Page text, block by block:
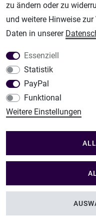
Unsere weiteren
Airbrush-City
Modellbau-City
Modellbau Shop
Plotter-City
Schneideplotter,
Im Shop Kaufen
Küchen Zubehör - Haus/
zu ändern oder zu
und weitere Hinweise
Daten in unserer
Essenziell
Statistik
PayPal
Funktional
Weitere Einstellungen